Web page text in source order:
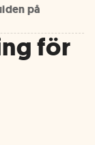
på
för